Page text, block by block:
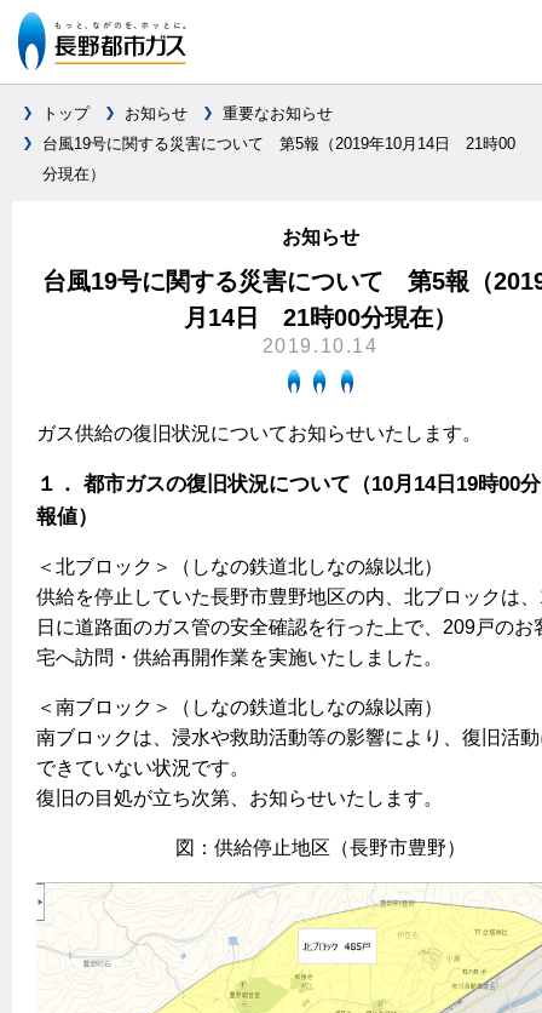
ガス料金について
料金表
口座振替によるお支払い
クレジットカードによるお支払い
払込書による窓口でのお支払い
払込書によるスマホアプリでのお支払い
検針について
原料費調整制度について
こんなときは
ガスくさいとき・警報器が鳴ったとき
ガスが出ないとき
ガスメーターの復帰方法
ガス器具が故障したとき
地震のとき
ガス給湯器・風呂釜の凍結予防方法
ガスコンロとIHクッキングヒーターの比較
清掃性
ガス給湯器とエコキュートの比較
快適性
経済性
ライフスタイルの変化に対応するエコジョーズ
ガス・電気併用住宅とオール電化住宅の比較
経済性、環境性、創エネ
ライフステージ別に比較する
40代～50代
オススメの商品一覧
グリル活用法
レンジフード
オーブン・炊飯器
オーブン
警報器
警報器
サニタリーをリフォーム
リフォーム事例紹介
3つのあんしん宣言
テレビCM
リフォームの流れ
リフォームのお知らせ
ショールーム
電力の自由化について
長野都市ガスのでんきのポイント
都市ガスでんき 従量電灯Ｂ
都市ガスでんき 従量電灯Ｃ
都市ガスでんき 低圧電力
電気料金の計算について
ご請求とお支払い
約款
電気料金のシミュレーション
ご契約・お手続き
お申込み
Chef Ropia's JOYFUL CUISINE
食育活動について
エコ・クッキング
料理教室レンタル
ホーム
お問合わせ・資料請求 ショールーム
情報誌
採用情報
トップ お知らせ
重要なお知らせ
台風19号に関する災害について 第5報（2019年10月14日 21時00
分現在）
お知らせ
台風19号に関する災害について 第5報（
月14日 21時00分現在）
2019.10.14
ガス供給の復旧状況についてお知らせいたします。
１． 都市ガスの復旧状況について（10月14日19時00
報値）
＜北ブロック＞（しなの鉄道北しなの線以北）
供給を停止していた長野市豊野地区の内、北ブロックは
日に道路面のガス管の安全確認を行った上で、209戸のお
宅へ訪問・供給再開作業を実施いたしました。
＜南ブロック＞（しなの鉄道北しなの線以南）
南ブロックは、浸水や救助活動等の影響により、復旧活
できていない状況です。
復旧の目処が立ち次第、お知らせいたします。
図：供給停止地区（長野市豊野）